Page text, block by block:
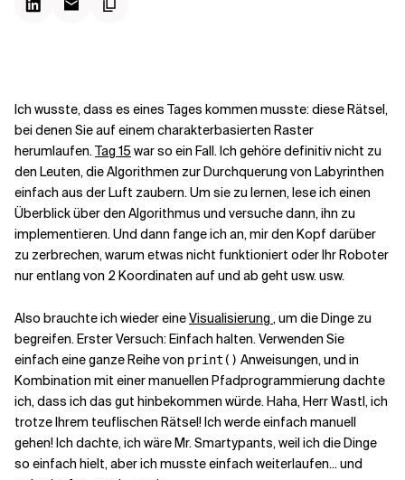
Verwandte Themen
Ich wusste, dass es eines Tages kommen musste: diese Rätsel,
bei denen Sie auf einem charakterbasierten Raster
herumlaufen.Tag 15 war so ein Fall. Ich gehöre definitiv nicht zu
den Leuten, die Algorithmen zur Durchquerung von Labyrinthen
einfach aus der Luft zaubern. Um sie zu lernen, lese ich einen
Überblick über den Algorithmus und versuche dann, ihn zu
implementieren. Und dann fange ich an, mir den Kopf darüber
zu zerbrechen, warum etwas nicht funktioniert oder Ihr Roboter
nur entlang von 2 Koordinaten auf und ab geht usw. usw.
Also brauchte ich wieder eineVisualisierung , um die Dinge zu
begreifen. Erster Versuch: Einfach halten. Verwenden Sie
einfach eine ganze Reihe von print() Anweisungen, und in
Kombination mit einer manuellen Pfadprogrammierung dachte
ich, dass ich das gut hinbekommen würde. Haha, Herr Wastl, ich
trotze Ihrem teuflischen Rätsel! Ich werde einfach manuell
gehen! Ich dachte, ich wäre Mr. Smartypants, weil ich die Dinge
so einfach hielt, aber ich musste einfach weiterlaufen... und